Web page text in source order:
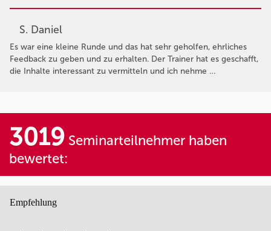
S. Daniel
Es war eine kleine Runde und das hat sehr geholfen, ehrliches
Feedback zu geben und zu erhalten. Der Trainer hat es geschafft,
die Inhalte interessant zu vermitteln und ich nehme …
3019 Seminarteilnehmer haben
bewertet:
Empfehlung